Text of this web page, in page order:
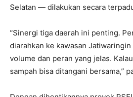
Selatan — dilakukan secara
“Sinergi tiga daerah ini penting.
diarahkan ke kawasan
volume dan peran yang jelas.
sampah bisa ditangani bersama,”